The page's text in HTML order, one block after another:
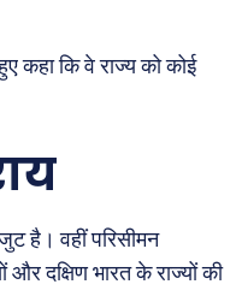
कहा कि वे राज्य को कोई
है। वहीं परिसीमन
दक्षिण भारत के राज्यों की